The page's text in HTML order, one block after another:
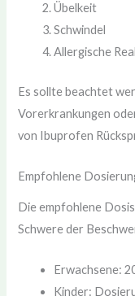
Übelkeit
Schwindel
Allergische
Es sollte beachtet
Vorerkrankungen
von Ibuprofen
Empfohlene
Die empfohlene
Schwere der
Erwachsene:
Kinder: